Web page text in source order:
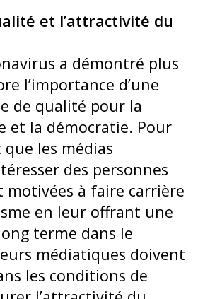
et l’attractivité du
a démontré plus
l’importance d’une
de qualité pour la
et la démocratie. Pour
les médias
des personnes
motivées à faire carrière
en leur offrant une
terme dans le
médiatiques doivent
les conditions de